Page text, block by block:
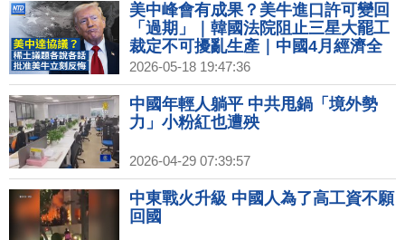
美中峰會有成果？美牛進口許可變回
「過期」｜韓國法院阻止三星大罷工
裁定不可擾亂生產｜中國4月經濟全
面放緩 內需增速創40個月新低｜台股
過熱？巴菲特指標破500% 證交所推
「璞玉指數」
2026-05-18 19:47:36
中國年輕人躺平 中共甩鍋「境外勢
力」小粉紅也遭殃
2026-04-29 07:39:57
中東戰火升級 中國人為了高工資不願
回國